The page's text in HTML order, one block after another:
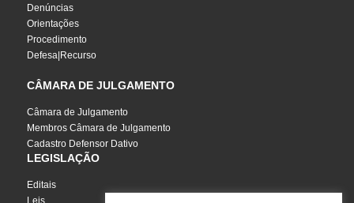
Denúncias
Orientações
Procedimento
Defesa|Recurso
CÂMARA DE JULGAMENTO
Câmara de Julgamento
Membros Câmara de Julgamento
Cadastro Defensor Dativo
LEGISLAÇÃO
Editais
Leis